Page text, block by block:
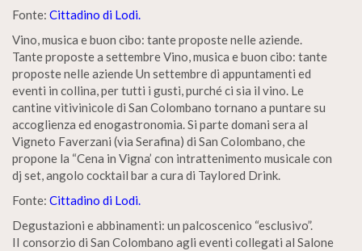
Fonte: Cittadino di Lodi.
Vino, musica e buon cibo: tante proposte nelle aziende.
Tante proposte a settembre Vino, musica e buon cibo: tante
proposte nelle aziende Un settembre di appuntamenti ed
eventi in collina, per tutti i gusti, purché ci sia il vino. Le
cantine vitivinicole di San Colombano tornano a puntare su
accoglienza ed enogastronomia. Si parte domani sera al
Vigneto Faverzani (via Serafina) di San Colombano, che
propone la “Cena in Vigna’ con intrattenimento musicale con
dj set, angolo cocktail bar a cura di Taylored Drink.
Fonte: Cittadino di Lodi.
Degustazioni e abbinamenti: un palcoscenico “esclusivo”.
II consorzio di San Colombano agli eventi collegati al Salone